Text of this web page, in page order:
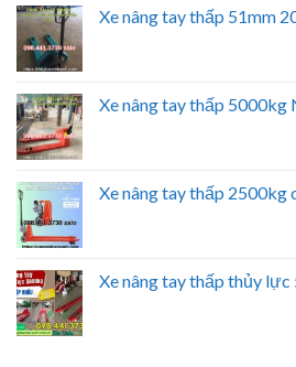
Xe nâng tay thấp 51mm
Xe nâng tay thấp 5000kg
Xe nâng tay thấp 2500kg
Xe nâng tay thấp thủy